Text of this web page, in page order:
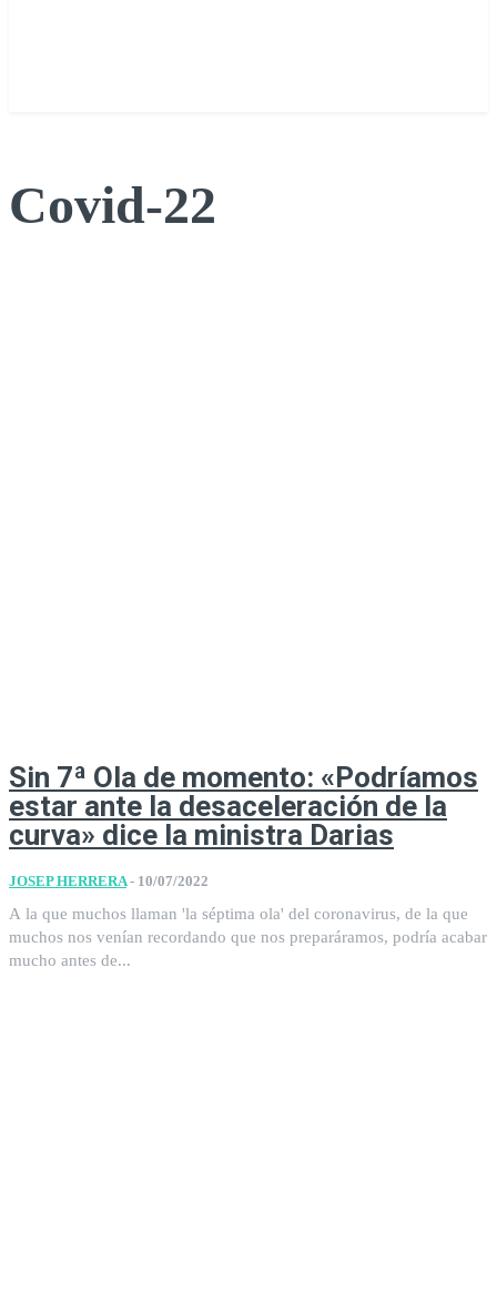
Covid-22
Sin 7ª Ola de momento: «Podríamos
estar ante la desaceleración de la
curva» dice la ministra Darias
JOSEP HERRERA - 10/07/2022
A la que muchos llaman 'la séptima ola' del coronavirus, de la que
muchos nos venían recordando que nos preparáramos, podría acabar
mucho antes de...